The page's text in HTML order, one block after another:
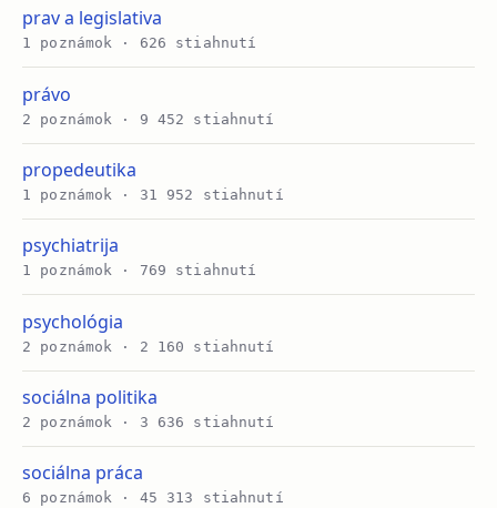
prav a legislativa
1 poznámok · 626 stiahnutí
právo
2 poznámok · 9 452 stiahnutí
propedeutika
1 poznámok · 31 952 stiahnutí
psychiatrija
1 poznámok · 769 stiahnutí
psychológia
2 poznámok · 2 160 stiahnutí
sociálna politika
2 poznámok · 3 636 stiahnutí
sociálna práca
6 poznámok · 45 313 stiahnutí